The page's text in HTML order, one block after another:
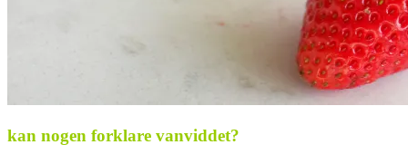
kan nogen forklare vanviddet?